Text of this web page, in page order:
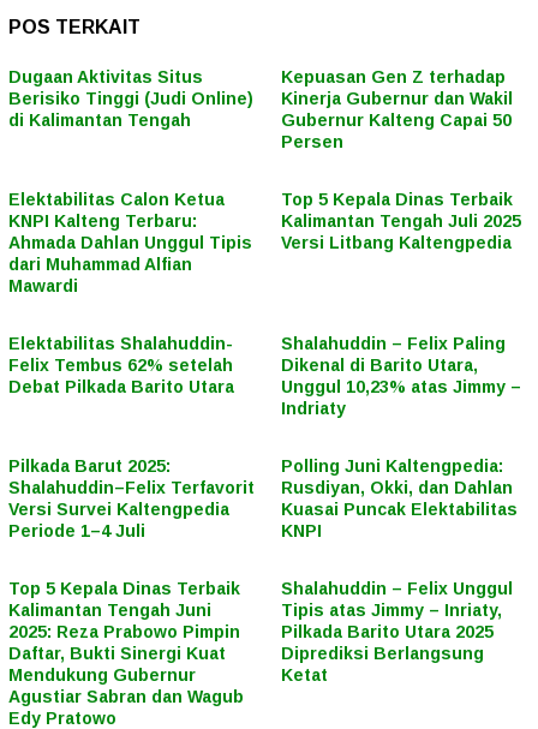
POS TERKAIT
Dugaan Aktivitas Situs
Berisiko Tinggi (Judi Online)
di Kalimantan Tengah
Kepuasan Gen Z terhadap
Kinerja Gubernur dan Wakil
Gubernur Kalteng Capai 50
Persen
Elektabilitas Calon Ketua
KNPI Kalteng Terbaru:
Ahmada Dahlan Unggul Tipis
dari Muhammad Alfian
Mawardi
Top 5 Kepala Dinas Terbaik
Kalimantan Tengah Juli 2025
Versi Litbang Kaltengpedia
Elektabilitas Shalahuddin-
Felix Tembus 62% setelah
Debat Pilkada Barito Utara
Shalahuddin – Felix Paling
Dikenal di Barito Utara,
Unggul 10,23% atas Jimmy –
Indriaty
Pilkada Barut 2025:
Shalahuddin–Felix Terfavorit
Versi Survei Kaltengpedia
Periode 1–4 Juli
Polling Juni Kaltengpedia:
Rusdiyan, Okki, dan Dahlan
Kuasai Puncak Elektabilitas
KNPI
Top 5 Kepala Dinas Terbaik
Kalimantan Tengah Juni
2025: Reza Prabowo Pimpin
Daftar, Bukti Sinergi Kuat
Mendukung Gubernur
Agustiar Sabran dan Wagub
Edy Pratowo
Shalahuddin – Felix Unggul
Tipis atas Jimmy – Inriaty,
Pilkada Barito Utara 2025
Diprediksi Berlangsung
Ketat